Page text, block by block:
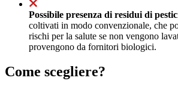
Possibile presenza di residui di
coltivati in modo convenzionale, che
rischi per la salute se non vengono
provengono da fornitori biologici.
Come scegliere?